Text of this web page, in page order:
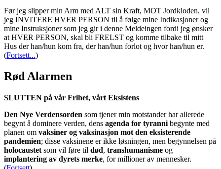
Før jeg slipper min Arm med ALT sin Kraft, MOT Jordkloden, vil
jeg INVITERE HVER PERSON til å følge mine Indikasjoner og
mine Instruksjoner som jeg gir i denne Meldeingen fordi jeg ønsker
at HVER PERSON, skal bli FRELST og komme tilbake til mitt
Hus der han/hun kom fra, der han/hun forlot og hvor han/hun er.
(Fortsett...)
Rød Alarmen
SLUTTEN på vår Frihet, vårt Eksistens
Den Nye Verdensorden som tjener min motstander har allerede
begynt å dominere verden, dens agenda for tyranni begynte med
planen om vaksiner og vaksinasjon mot den eksisterende
pandemien; disse vaksinene er ikke løsningen, men begynnelsen på
holocaustet som vil føre til død, transhumanisme og
implantering av dyrets merke, for millioner av mennesker.